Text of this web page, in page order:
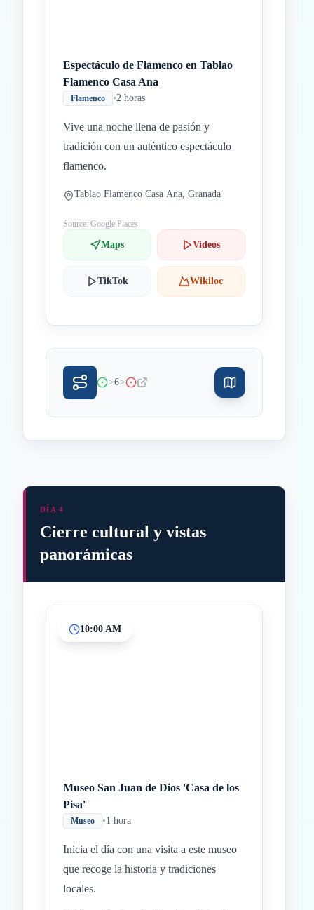
Espectáculo de Flamenco en Tablao
Flamenco Casa Ana
Flamenco •2 horas
Vive una noche llena de pasión y
tradición con un auténtico espectáculo
flamenco.
Tablao Flamenco Casa Ana, Granada
Source: Google Places
Maps Videos
TikTok Wikiloc
>6>
DÍA 4
Cierre cultural y vistas
panorámicas
10:00 AM
Museo San Juan de Dios 'Casa de los
Pisa'
Museo •1 hora
Inicia el día con una visita a este museo
que recoge la historia y tradiciones
locales.